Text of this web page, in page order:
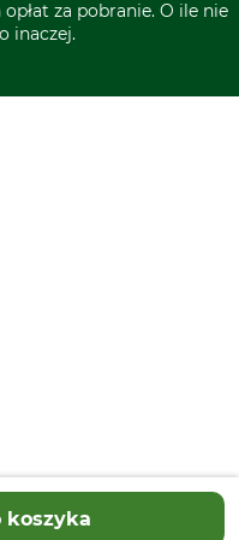
koszyka
za pobranie. O ile nie
inaczej.